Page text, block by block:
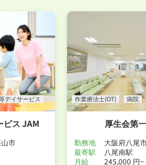
デイサービス
ビス JAM
市
作業療法士(OT) 病院
厚生会第
勤務地
大阪府八尾
最寄駅
八尾南駅
月給
245,000 円~